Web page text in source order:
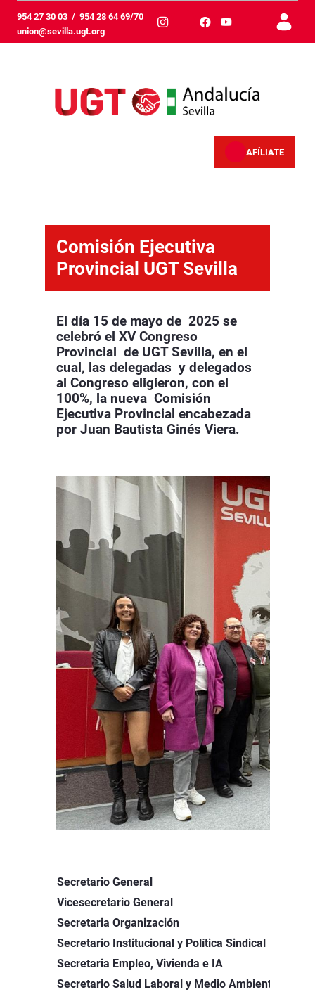
Zum Hauptinhalt springen
954 27 30 03 / 954 28 64 69/70
union@sevilla.ugt.org
AFÍLIATE
Comisión Ejecutiva
Provincial UGT Sevilla
El día 15 de mayo de 2025 se
celebró el XV Congreso
Provincial de UGT Sevilla, en el
cual, las delegadas y delegados
al Congreso eligieron, con el
100%, la nueva Comisión
Ejecutiva Provincial encabezada
por Juan Bautista Ginés Viera.
Secretario General
Vicesecretario General
Secretaria Organización
Secretario Institucional y Política Sindical
Secretaria Empleo, Vivienda e IA
Secretario Salud Laboral y Medio Ambiente